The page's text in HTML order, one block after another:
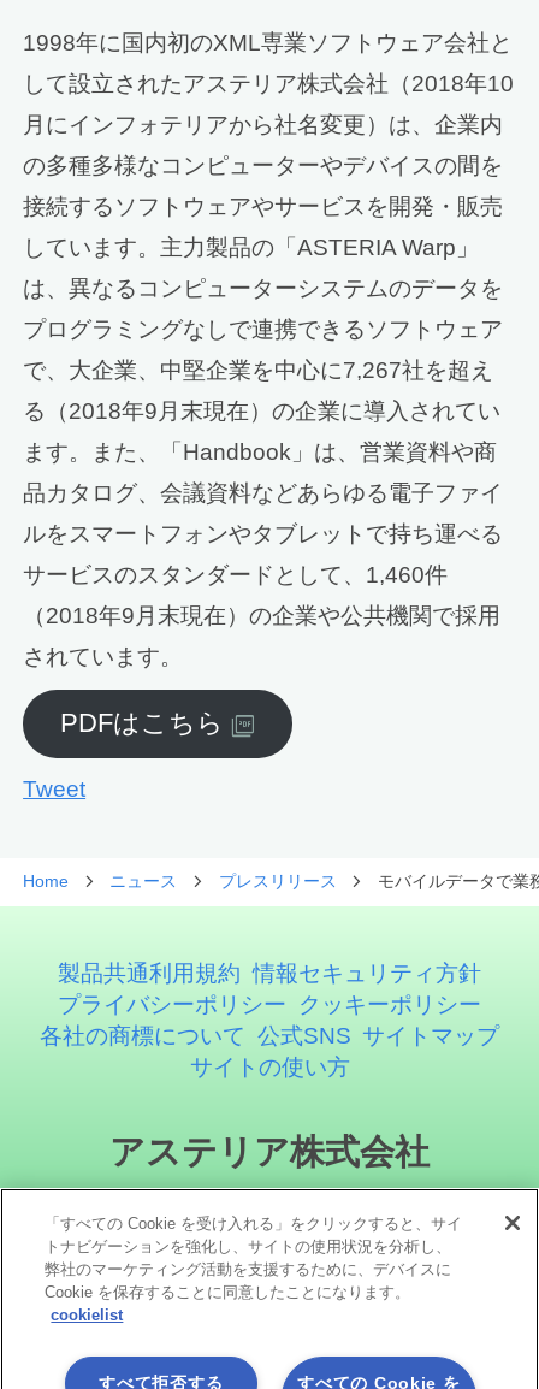
1998年に国内初のXML専業ソフトウェア会社と
して設立されたアステリア株式会社（2018年10
月にインフォテリアから社名変更）は、企業内
の多種多様なコンピューターやデバイスの間を
接続するソフトウェアやサービスを開発・販売
しています。主力製品の「ASTERIA Warp」
は、異なるコンピューターシステムのデータを
プログラミングなしで連携できるソフトウェア
で、大企業、中堅企業を中心に7,267社を超え
る（2018年9月末現在）の企業に導入されてい
ます。また、「Handbook」は、営業資料や商
品カタログ、会議資料などあらゆる電子ファイ
ルをスマートフォンやタブレットで持ち運べる
サービスのスタンダードとして、1,460件
（2018年9月末現在）の企業や公共機関で採用
されています。
PDFはこちら
Tweet
Home ニュース プレスリリース モバイルデータで業
製品共通利用規約 情報セキュリティ方針
プライバシーポリシー
クッキーポリシー
各社の商標について 公式SNS サイトマップ
サイトの使い方
アステリア株式会社
ソーシャルメディア
「すべての Cookie を受け入れる」をクリックすると、サイ
トナビゲーションを強化し、サイトの使用状況を分析し、
弊社のマーケティング活動を支援するために、デバイスに
Cookie を保存することに同意したことになります。
cookielist
すべての Cookie を
すべて拒否する